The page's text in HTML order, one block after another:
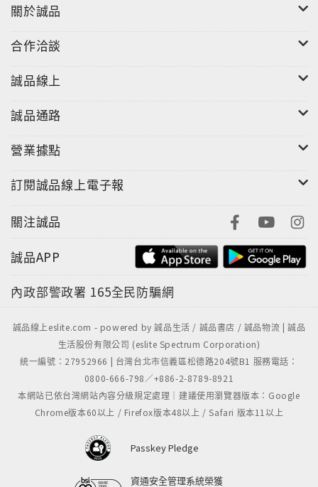
關於誠品
合作洽談
誠品線上
誠品通路
營業據點
訂閱誠品線上電子報
關注誠品
誠品APP
內政部警政署 165全民防騙網
誠品線上eslite.com - powered by 誠品生活 / 誠品書店 / 誠品物流 | 誠品
生活股份有限公司 (eslite Spectrum Corporation)
統一編號：27952966 | 台灣台北市信義區松德路204號B1 服務電話：
0800-666-798／+886-2-8789-8921
本網站已依台灣網站內容分級規定處理｜建議使用瀏覽器版本：Google
Chrome版本60以上 / Firefox版本48以上 / Safari 版本11以上
Passkey Pledge
資通安全管理系統榮獲